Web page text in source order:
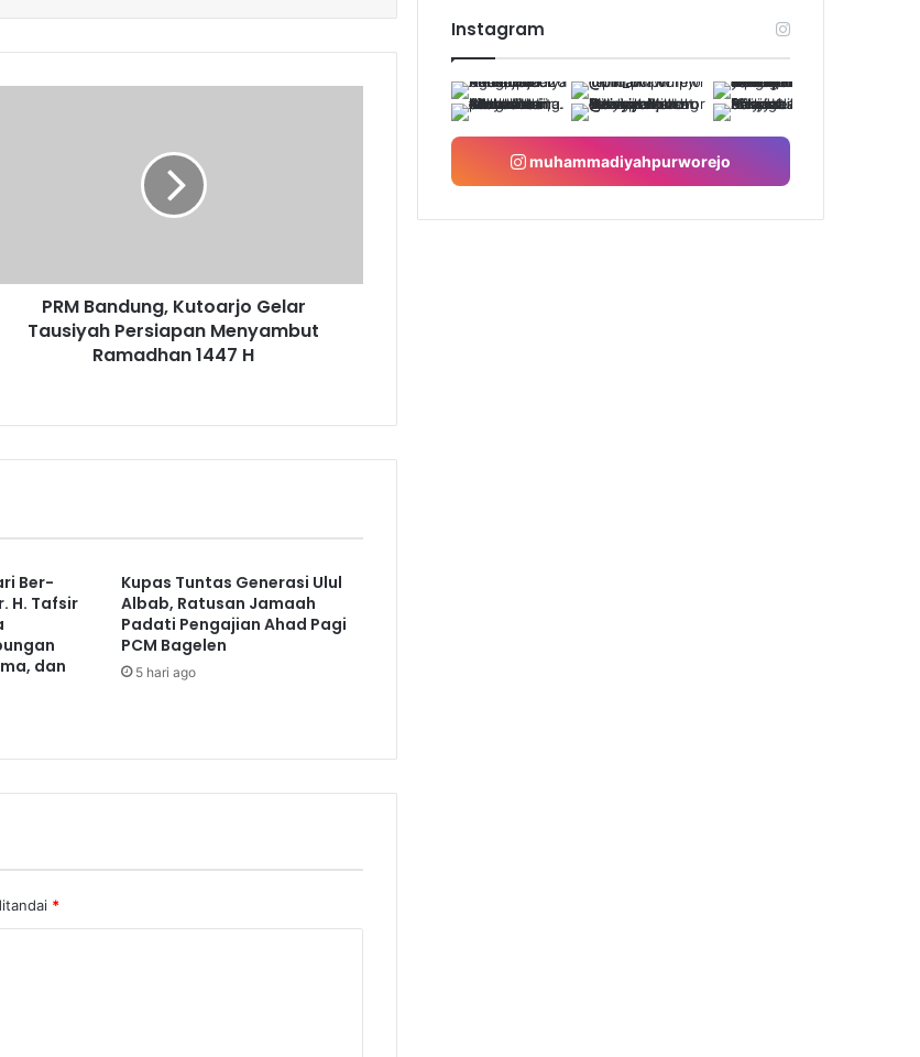
PRM Bandung, Kutoarjo Gelar
Tausiyah Persiapan Menyambut
Ramadhan 1447 H
Ber-
H. Tafsir
dan
Kupas Tuntas Generasi Ulul
Albab, Ratusan Jamaah
Padati Pengajian Ahad Pagi
PCM Bagelen
5 hari ago
*
Instagram
muhammadiyahpurworejo